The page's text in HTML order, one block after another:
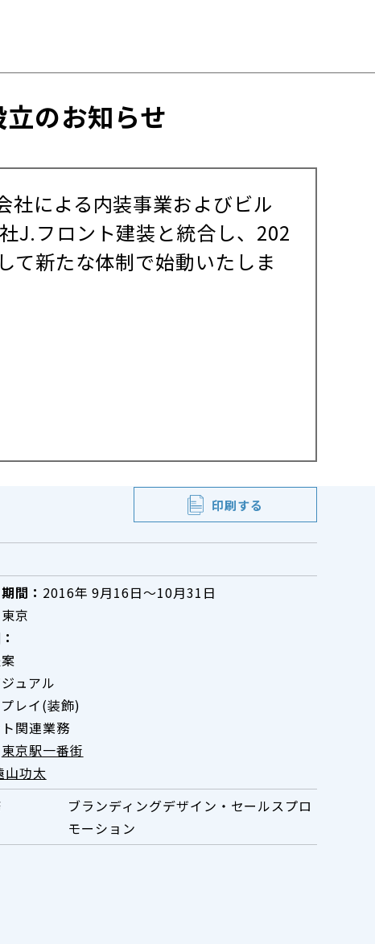
のお知らせ
社による内装事業およびビル
J.フロント建装と統合し、202
て新たな体制で始動いたしま
印刷する
間： 2016年 9月16日～10月31日
東京
ュアル
レイ(装飾)
関連業務
東京駅一番街
山功太
ブランディングデザイン・セールスプロ
モーション